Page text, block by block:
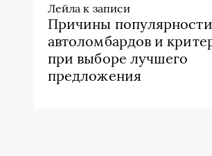
Лейла к записи
Причины
автоломбардов и
при выборе лучшего
предложения